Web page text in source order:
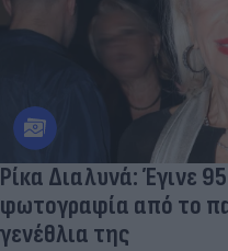
Ρίκα Διαλυνά: Έγινε
φωτογραφία από το
γενέθλια της